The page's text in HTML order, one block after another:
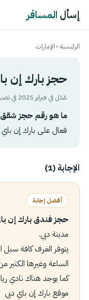
إسأل المسافر
الرئيسية›الإمارات
حجز بارك إن
سُئل في فبراير 2025 في تصنيف
ما هو رقم حجز شقق
فعال على بارك إن باي
الإجابة (1)
أفضل إجابة
حجز فندق بارك إن
مدينة دبي.
يتوفر الغرف كافة
الساعة وغيرها الكثير
كما يوجد هناك نادي
موقع بارك إن باي دبي